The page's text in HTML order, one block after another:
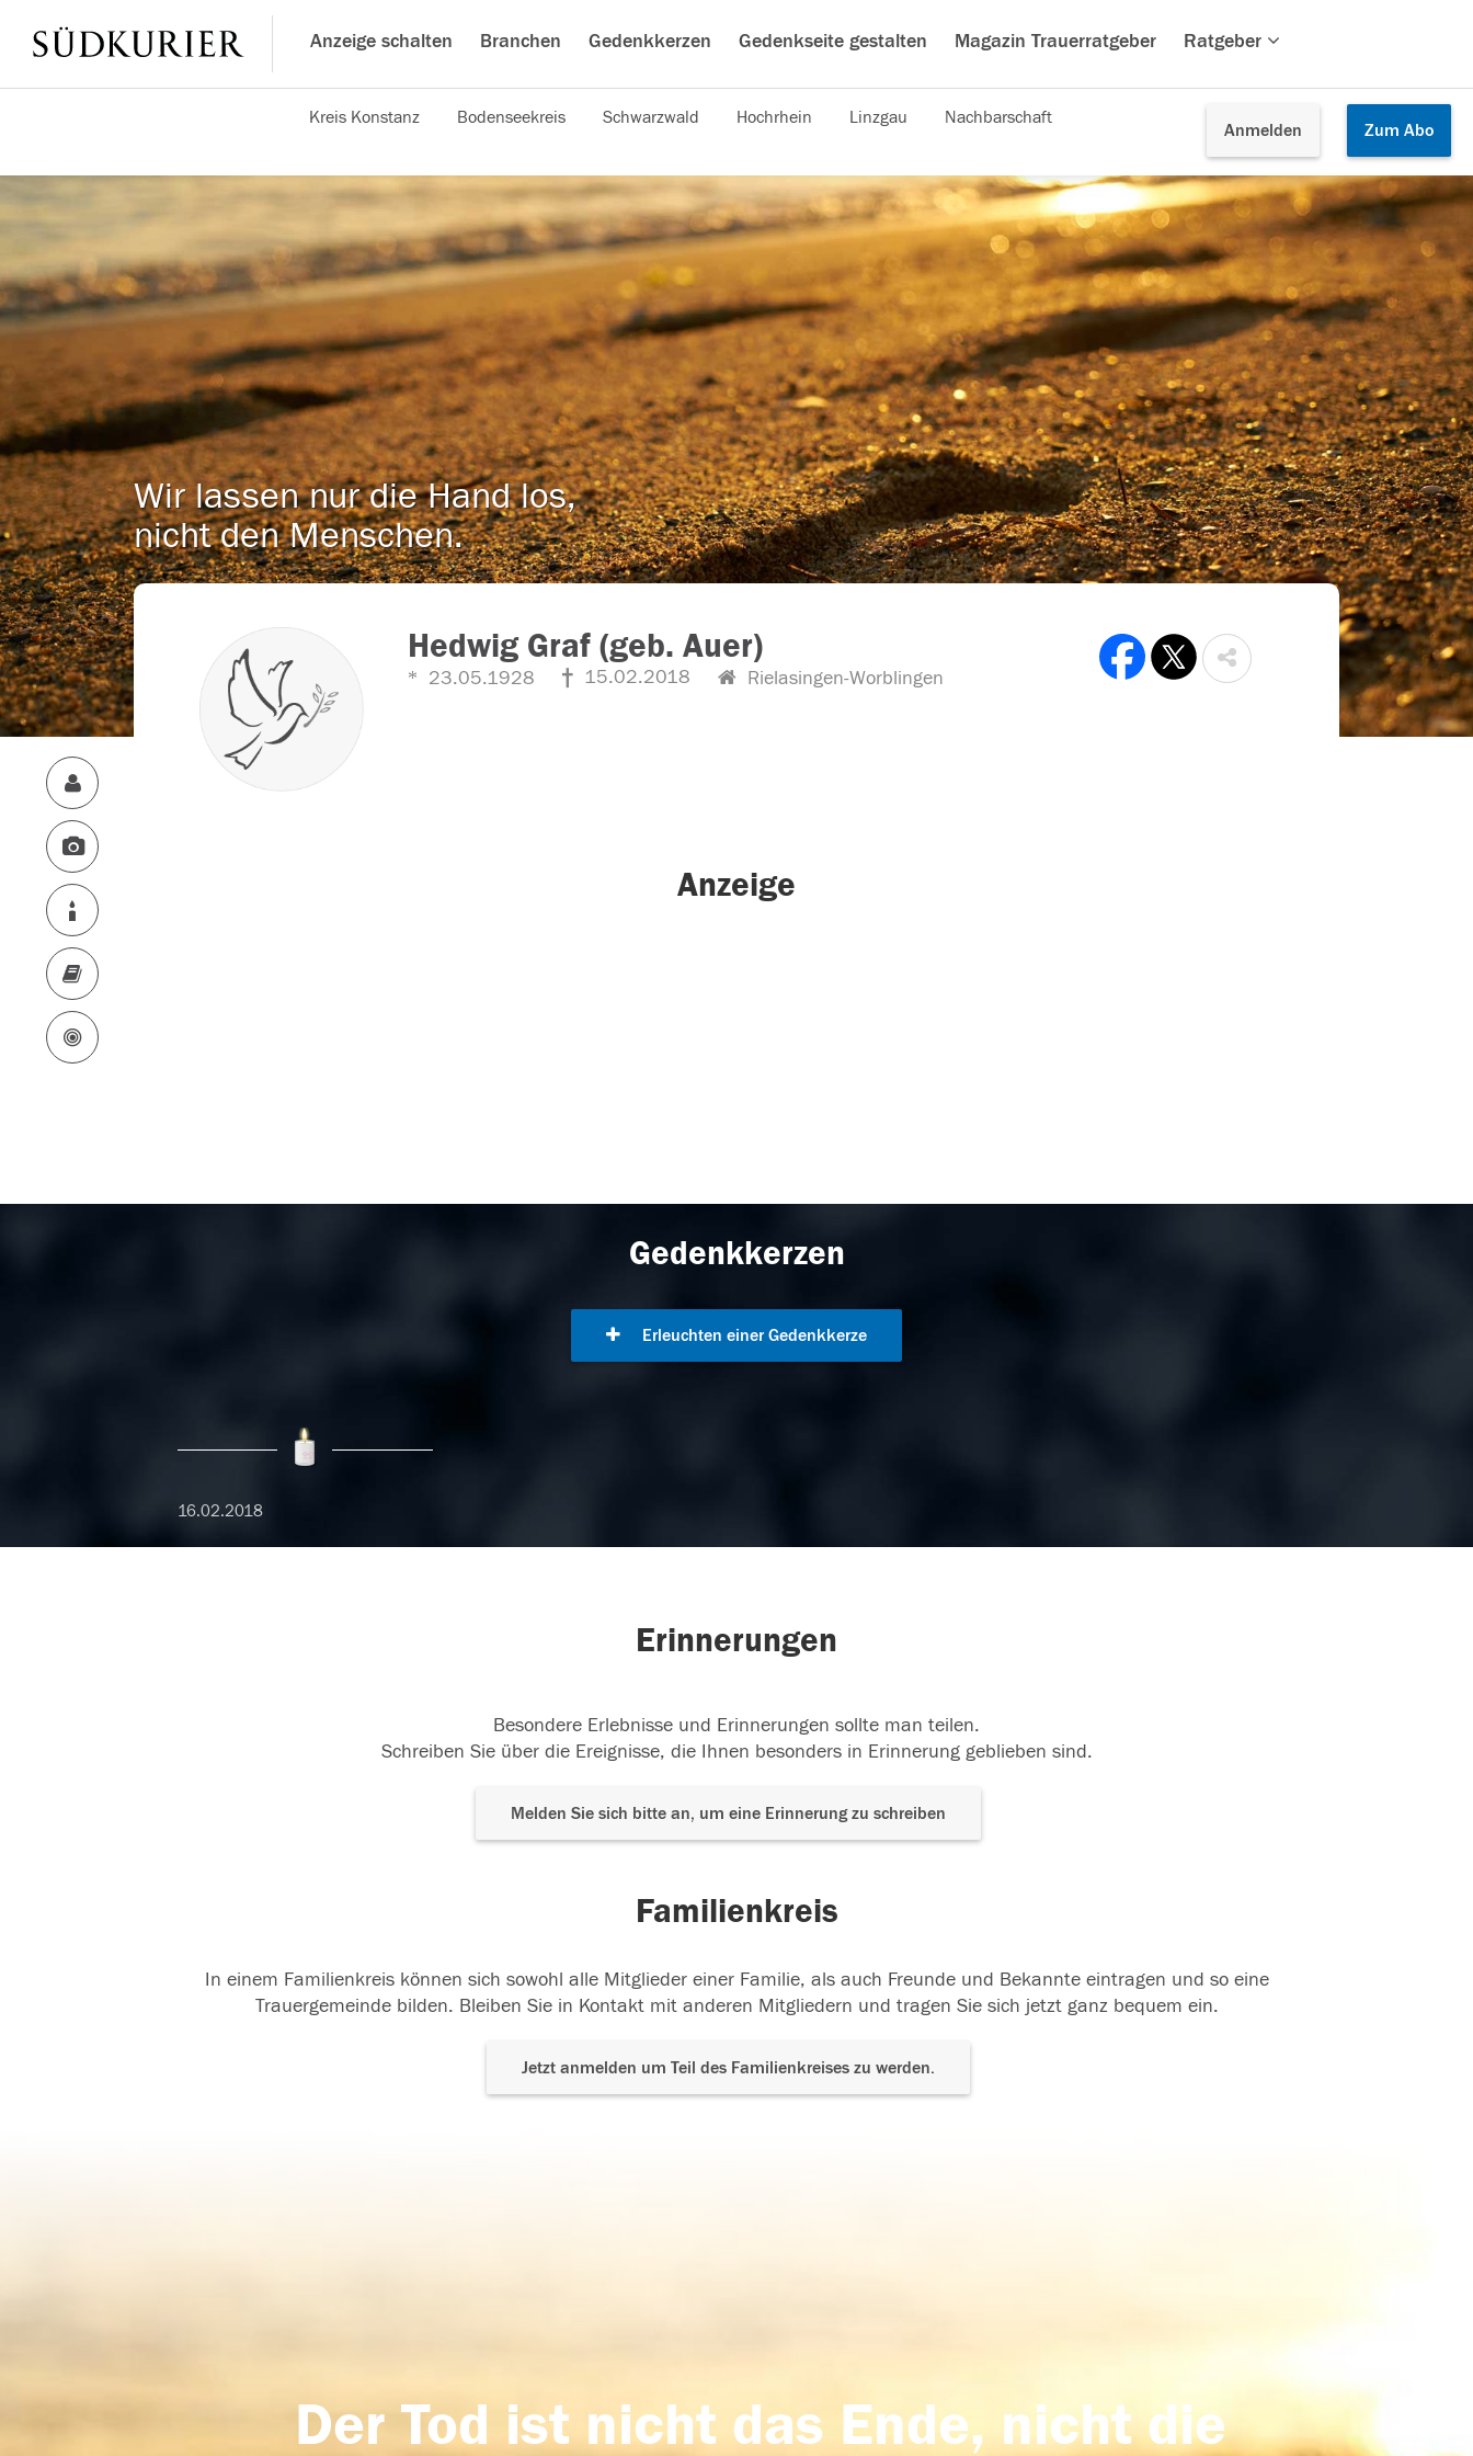
Anzeige schalten Branchen Gedenkkerzen Gedenkseite gestalten Magazin Trauerratgeber Ratgeber
Anmelden Zum Abo
Kreis Konstanz Bodenseekreis Schwarzwald Hochrhein Linzgau Nachbarschaft
Wir lassen nur die Hand los,
nicht den Menschen.
Hedwig Graf (geb. Auer)
23.05.1928 15.02.2018 Rielasingen-Worblingen
Anzeige
Gedenkkerzen
Erleuchten einer Gedenkkerze
16.02.2018
Erinnerungen
Besondere Erlebnisse und Erinnerungen sollte man teilen.
Schreiben Sie über die Ereignisse, die Ihnen besonders in Erinnerung geblieben sind.
Melden Sie sich bitte an, um eine Erinnerung zu schreiben
Familienkreis
In einem Familienkreis können sich sowohl alle Mitglieder einer Familie, als auch Freunde und Bekannte eintragen und so eine
Trauergemeinde bilden. Bleiben Sie in Kontakt mit anderen Mitgliedern und tragen Sie sich jetzt ganz bequem ein.
Jetzt anmelden um Teil des Familienkreises zu werden.
Der Tod ist nicht das Ende, nicht die